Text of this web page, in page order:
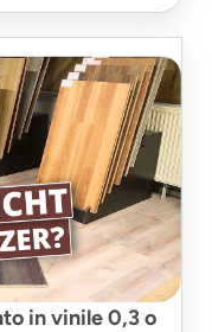
in vinile 0,3 o